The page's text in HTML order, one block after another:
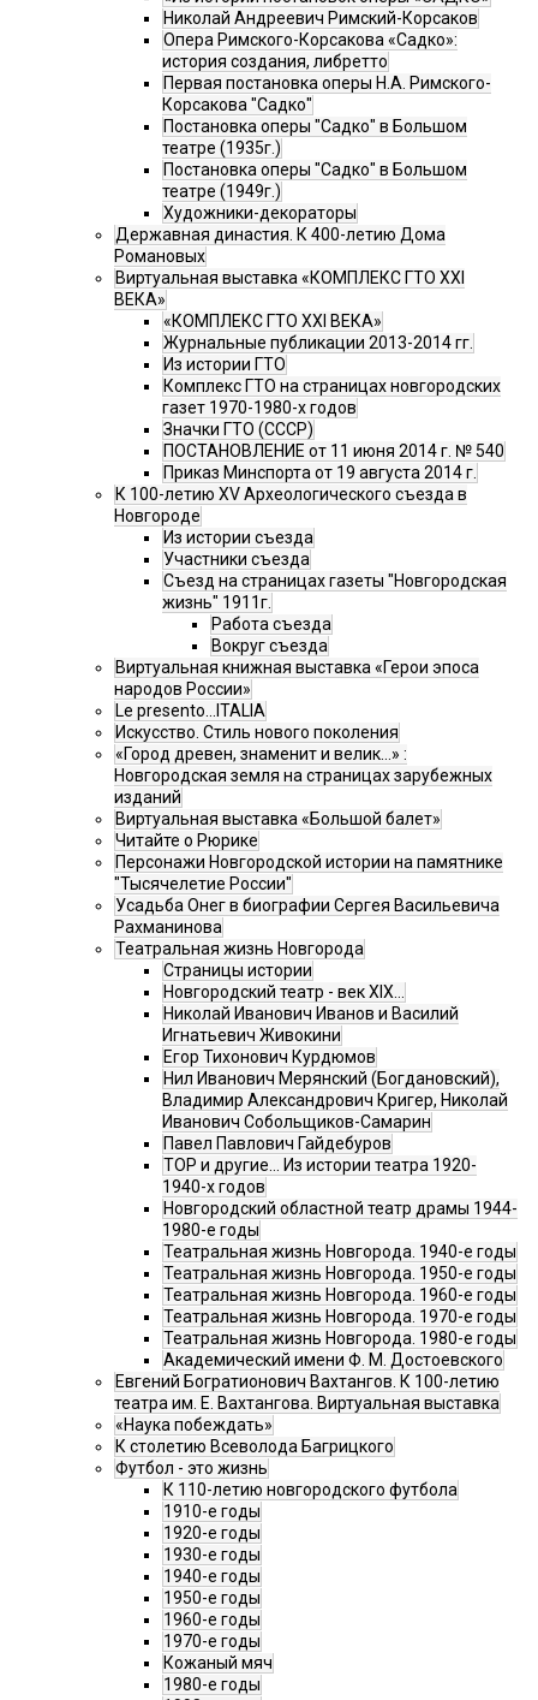
Николай Андреевич Римский-Корсаков
Опера Римского-Корсакова «Садко»:
история создания, либретто
Первая постановка оперы Н.А. Римского-
Корсакова "Садко"
Постановка оперы "Садко" в Большом
театре (1935г.)
Постановка оперы "Садко" в Большом
театре (1949г.)
Художники-декораторы
Державная династия. К 400-летию Дома
Романовых
Виртуальная выставка «КОМПЛЕКС ГТО XXI
ВЕКА»
«КОМПЛЕКС ГТО XXI ВЕКА»
Журнальные публикации 2013-2014 гг.
Из истории ГТО
Комплекс ГТО на страницах новгородских
газет 1970-1980-х годов
Значки ГТО (СССР)
ПОСТАНОВЛЕНИЕ от 11 июня 2014 г. № 540
Приказ Минспорта от 19 августа 2014 г.
К 100-летию XV Археологического съезда в
Новгороде
Из истории съезда
Участники съезда
Cъезд на страницах газеты "Новгородская
жизнь" 1911г.
Работа съезда
Вокруг съезда
Виртуальная книжная выставка «Герои эпоса
народов России»
Le presento...ITALIA
Искусство. Стиль нового поколения
«Город древен, знаменит и велик…» :
Новгородская земля на страницах зарубежных
изданий
Виртуальная выставка «Большой балет»
Читайте о Рюрике
Персонажи Новгородской истории на памятнике
"Тысячелетие России"
Усадьба Онег в биографии Сергея Васильевича
Рахманинова
Театральная жизнь Новгорода
Страницы истории
Новгородский театр - век XIX…
Николай Иванович Иванов и Василий
Игнатьевич Живокини
Егор Тихонович Курдюмов
Нил Иванович Мерянский (Богдановский),
Владимир Александрович Кригер, Николай
Иванович Собольщиков-Самарин
Павел Павлович Гайдебуров
ТОР и другие… Из истории театра 1920-
1940-х годов
Новгородский областной театр драмы 1944-
1980-е годы
Театральная жизнь Новгорода. 1940-е годы
Театральная жизнь Новгорода. 1950-е годы
Театральная жизнь Новгорода. 1960-е годы
Театральная жизнь Новгорода. 1970-е годы
Театральная жизнь Новгорода. 1980-е годы
Академический имени Ф. М. Достоевского
Евгений Богратионович Вахтангов. К 100-летию
театра им. Е. Вахтангова. Виртуальная выставка
«Наука побеждать»
К столетию Всеволода Багрицкого
Футбол - это жизнь
К 110-летию новгородского футбола
1910-е годы
1920-е годы
1930-е годы
1940-е годы
1950-е годы
1960-е годы
1970-е годы
Кожаный мяч
1980-е годы